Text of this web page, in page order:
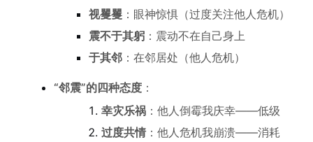
视矍矍：眼神惊惧（过度关注他人危机）
震不于其躬：震动不在自己身上
于其邻：在邻居处（他人危机）
“邻震”的四种态度：
幸灾乐祸：他人倒霉我庆幸——低级
过度共情：他人危机我崩溃——消耗